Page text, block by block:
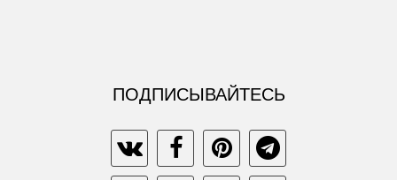
ПОДПИСЫВАЙТЕСЬ